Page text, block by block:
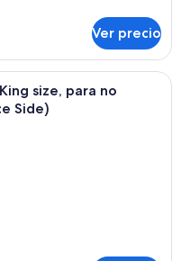
Ver precio
de hotel con una cama
size, para no
Side)